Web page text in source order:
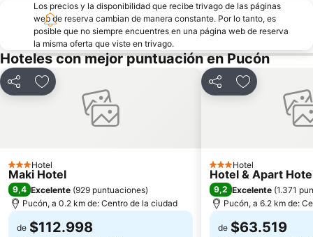
Los precios y la disponibilidad que recibe trivago de las páginas
web de reserva cambian de manera constante. Por lo tanto, es
posible que no siempre encuentres en una página web de reserva
la misma oferta que viste en trivago.
Hoteles con mejor puntuación en Pucón
CompartirAgregar a favoritos
3 Estrellas
Hotel
Maki Hotel
9,4 Excelente (929 puntuaciones)
Pucón, a 0.2 km de: Centro de la ciudad
de $112.998
CompartirAgregar a
3 Estrellas
Hotel
Hotel & Apart
9,2 Excelente (1.371
Pucón, a 6.2 km de:
de $63.519